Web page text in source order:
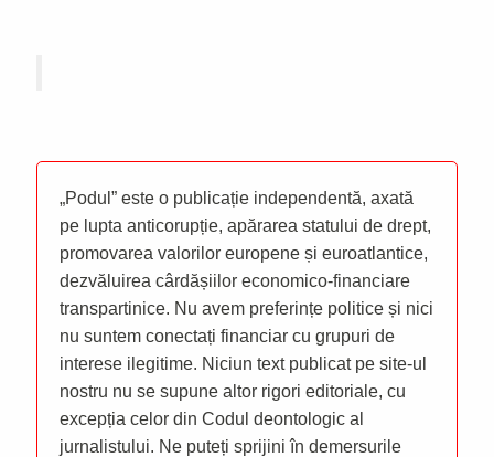
„Podul” este o publicație independentă, axată
pe lupta anticorupție, apărarea statului de drept,
promovarea valorilor europene și euroatlantice,
dezvăluirea cârdășiilor economico-financiare
transpartinice. Nu avem preferințe politice și nici
nu suntem conectați financiar cu grupuri de
interese ilegitime. Niciun text publicat pe site-ul
nostru nu se supune altor rigori editoriale, cu
excepția celor din Codul deontologic al
jurnalistului. Ne puteți sprijini în demersurile